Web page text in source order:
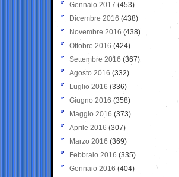
Gennaio 2017 (453)
Dicembre 2016 (438)
Novembre 2016 (438)
Ottobre 2016 (424)
Settembre 2016 (367)
Agosto 2016 (332)
Luglio 2016 (336)
Giugno 2016 (358)
Maggio 2016 (373)
Aprile 2016 (307)
Marzo 2016 (369)
Febbraio 2016 (335)
Gennaio 2016 (404)